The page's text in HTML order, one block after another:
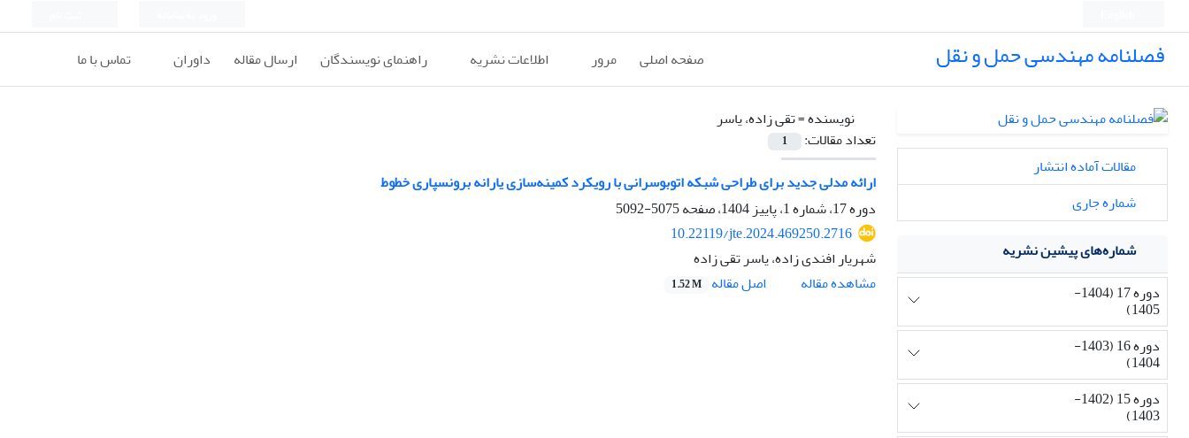
فصلنامه مهندسی حمل و نقل صفحه اصلی مرور اطلاعات نشریه راهنمای نویسندگان ارسال مقاله داوران تماس با ما
نویسنده =تقی زاده، یاسر
تعداد مقالات:
1
ارائه مدلی جدید برای طراحی شبکه اتوبوسرانی با رویکرد کمینه‌سازی یارانه برونسپاری خطوط
دوره 17، شماره 1، پاییز 1404، صفحه
5075-5092
10.22119/jte.2024.469250.2716
شهریار افندی زاده، یاسر تقی زاده
مشاهده مقاله
اصل مقاله 1.52 M
مقالات آماده انتشار
شماره جاری
شماره‌های پیشین نشریه
دوره 17 (1404-
1405)
دوره 16 (1403-
1404)
دوره 15 (1402-
1403)